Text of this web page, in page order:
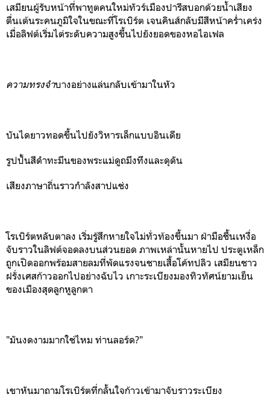
เสมียนผู้รับหน้าที่พาทูตคนใหม่ทัวร์เมืองปารีสบอกด้วยน้ำเสียง
ตื่นเต้นระคนภูมิใจในขณะที่โรเบิร์ต เจนคินส์กลับมีสีหน้าคร่ำเคร่ง
เมื่อลิฟต์เริ่มไต่ระดับความสูงขึ้นไปยังยอดของหอไอเฟล
ความทรงจำบางอย่างแล่นกลับเข้ามาในหัว
บันไดยาวทอดขึ้นไปยังวิหารเล็กแบบอินเดีย
รูปปั้นสีดำทะมึนของพระแม่ดูถมึงทึงและดุดัน
เสียงภาษาถิ่นราวกำลังสาปแช่ง
โรเบิร์ตหลับตาลง เริ่มรู้สึกหายใจไม่ทั่วท้องขึ้นมา ฝ่ามือชื้นเหงื่อ
จับราวในลิฟต์จอดลงบนส่วนยอด ภาพเหล่านั้นหายไป ประตูเหล็ก
ถูกเปิดออกพร้อมสายลมที่พัดแรงจนชายเสื้อโค้ทปลิว เสมียนชาว
ฝรั่งเศสก้าวออกไปอย่างฉับไว เกาะระเบียงมองทิวทัศน์ยามเย็น
ของเมืองสุดลูกหูลูกตา
"มันงดงามมากใช่ไหม ท่านลอร์ด?"
เขาหันมาถามโรเบิร์ตที่กลั้นใจก้าวเข้ามาจับราวระเบียง